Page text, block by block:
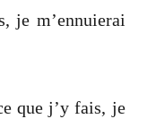
je m’ennuierai
que j’y fais, je